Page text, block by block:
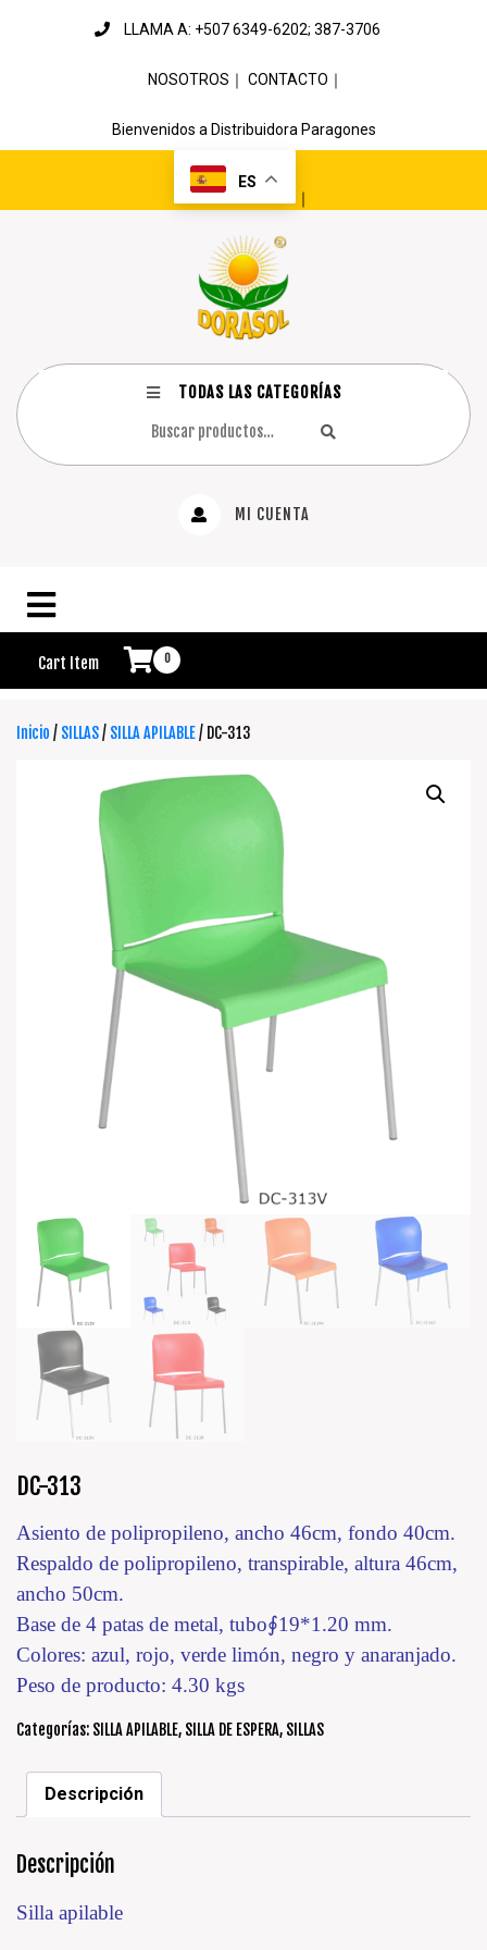
LLAMA A: +507 6349-6202; 387-3706
NOSOTROS ｜ CONTACTO ｜
Bienvenidos a Distribuidora Paragones
ES
｜
TODAS LAS CATEGORÍAS
MI CUENTA
Cart Item 0
Inicio / SILLAS/ SILLA APILABLE/ DC-313
DC-313
Asiento de polipropileno, ancho 46cm, fondo 40cm.
Respaldo de polipropileno, transpirable, altura 46cm,
ancho 50cm.
Base de 4 patas de metal, tubo∮19*1.20 mm.
Colores: azul, rojo, verde limón, negro y anaranjado.
Peso de producto: 4.30 kgs
Categorías: SILLA APILABLE, SILLA DE ESPERA, SILLAS
Descripción
Descripción
Silla apilable